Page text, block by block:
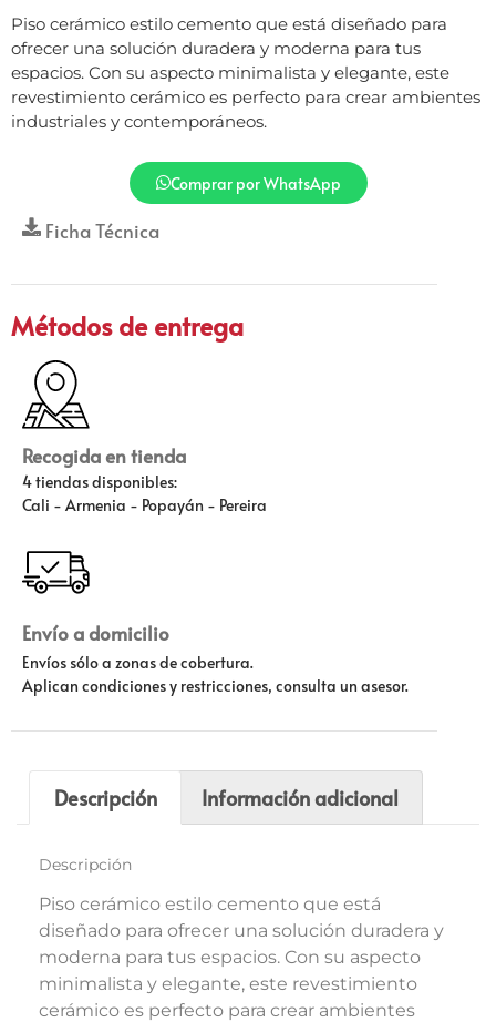
Piso cerámico estilo cemento que está diseñado para
ofrecer una solución duradera y moderna para tus
espacios. Con su aspecto minimalista y elegante, este
revestimiento cerámico es perfecto para crear ambientes
industriales y contemporáneos.
Comprar por WhatsApp
Ficha Técnica
Métodos de entrega
Recogida en tienda
4 tiendas disponibles:
Cali - Armenia - Popayán - Pereira
Envío a domicilio
Envíos sólo a zonas de cobertura.
Aplican condiciones y restricciones, consulta un asesor.
Descripción Información adicional
Descripción
Piso cerámico estilo cemento que está
diseñado para ofrecer una solución duradera y
moderna para tus espacios. Con su aspecto
minimalista y elegante, este revestimiento
cerámico es perfecto para crear ambientes